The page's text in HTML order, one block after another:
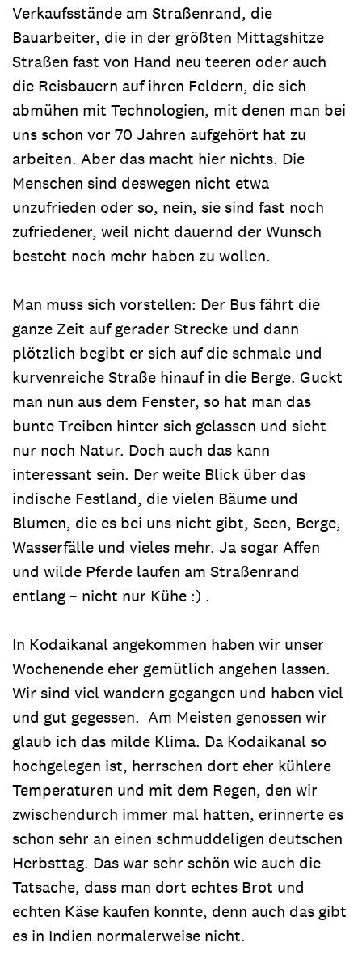
Verkaufsstände am Straßenrand, die
Bauarbeiter, die in der größten Mittagshitze
Straßen fast von Hand neu teeren oder auch
die Reisbauern auf ihren Feldern, die sich
abmühen mit Technologien, mit denen man bei
uns schon vor 70 Jahren aufgehört hat zu
arbeiten. Aber das macht hier nichts. Die
Menschen sind deswegen nicht etwa
unzufrieden oder so, nein, sie sind fast noch
zufriedener, weil nicht dauernd der Wunsch
besteht noch mehr haben zu wollen.
Man muss sich vorstellen: Der Bus fährt die
ganze Zeit auf gerader Strecke und dann
plötzlich begibt er sich auf die schmale und
kurvenreiche Straße hinauf in die Berge. Guckt
man nun aus dem Fenster, so hat man das
bunte Treiben hinter sich gelassen und sieht
nur noch Natur. Doch auch das kann
interessant sein. Der weite Blick über das
indische Festland, die vielen Bäume und
Blumen, die es bei uns nicht gibt, Seen, Berge,
Wasserfälle und vieles mehr. Ja sogar Affen
und wilde Pferde laufen am Straßenrand
entlang – nicht nur Kühe :) .
In Kodaikanal angekommen haben wir unser
Wochenende eher gemütlich angehen lassen.
Wir sind viel wandern gegangen und haben viel
und gut gegessen. Am Meisten genossen wir
glaub ich das milde Klima. Da Kodaikanal so
hochgelegen ist, herrschen dort eher kühlere
Temperaturen und mit dem Regen, den wir
zwischendurch immer mal hatten, erinnerte es
schon sehr an einen schmuddeligen deutschen
Herbsttag. Das war sehr schön wie auch die
Tatsache, dass man dort echtes Brot und
echten Käse kaufen konnte, denn auch das gibt
es in Indien normalerweise nicht.